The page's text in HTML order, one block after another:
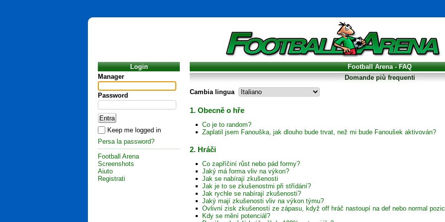
Login
Manager
Password
Keep me logged in
Persa la password?
Football Arena
Screenshots
Aiuto
Registrati
Football Arena - FAQ
Domande più frequenti
Cambia lingua
1. Obecně o hře
Co je to random?
Zaplatil jsem Fanouška, jak dlouho bude trvat, než mi bude Fanoušek aktivován?
2. Hráči
Co zapříčiní růst nebo pád formy?
Jaký má forma vliv na výkon?
Jak se nabírají zkušenosti
Jak je to se zkušenostmi při střídání?
Jak rychle se nabírají zkušenosti?
Jaký mají zkušenosti vliv na výkon týmu?
Ovlivní zisk zkušeností ze zápasu, když off hráč nastoupí na def nebo normal
Kdy se mění potenciál?